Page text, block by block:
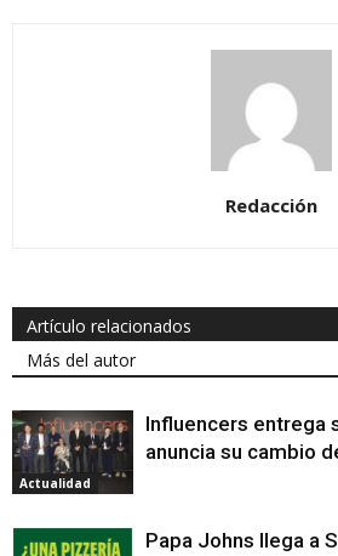
Redacción
Artículo relacionados
Más del autor
Actualidad
Influencers entrega
anuncia su cambio
Papa Johns llega a